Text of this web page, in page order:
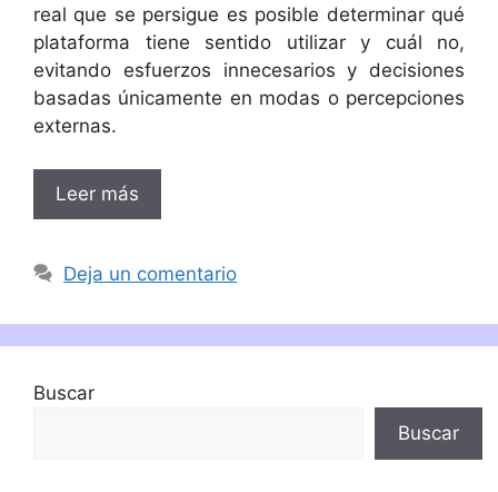
real que se persigue es posible determinar qué
plataforma tiene sentido utilizar y cuál no,
evitando esfuerzos innecesarios y decisiones
basadas únicamente en modas o percepciones
externas.
Leer más
Deja un comentario
Buscar
Buscar